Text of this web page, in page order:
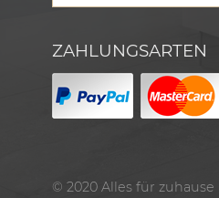
ZAHLUNGSARTEN
© 2020 Alles für zuhause